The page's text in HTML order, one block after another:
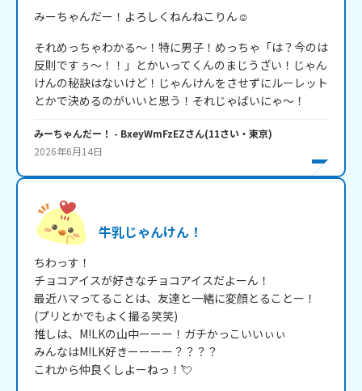
みーちゃんだー！よろしくねんねこりん☺️
それめっちゃわかる～！特に男子！めっちゃ「は？今のは
反則ですぅ～！！」とかいってくんのまじうざい！じゃん
けんの秘訣はないけど！じゃんけんをさせずにルーレット
とかで決めるのがいいと思う！それじゃばいにゃ～！
みーちゃんだー！ - BxeyWmFzEZさん(11さい・ 東京)
2026年6月14日
牛乳じゃんけん！
ちわっす！
チョコアイスが好きなチョコアイスだよーん！
最近ハマってることは、友達と一緒に変顔とることー！
(プリとかでもよく撮る笑笑)
推しは、M!LKの山中ーーー！ガチかっこいいぃぃ
みんなはM!LK好きーーーー？？？？
これから仲良くしよーねっ！💘